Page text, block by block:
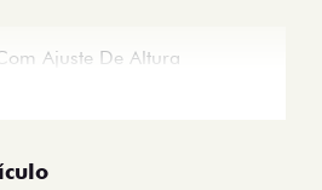
Ajuste De Altura